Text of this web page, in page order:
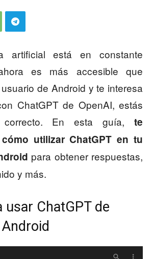
artificial está en constante
es más accesible que
de Android y te interesa
ChatGPT de OpenAI, estás
En esta guía, te
utilizar ChatGPT en tu
para obtener respuestas,
y más.
usar ChatGPT de